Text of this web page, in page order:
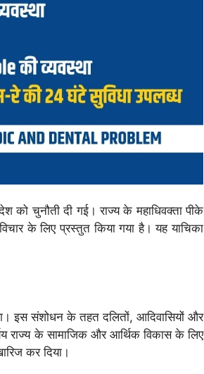
को चुनौती दी गई। राज्य के महाधिवक्ता पीके
के लिए प्रस्तुत किया गया है। यह याचिका
इस संशोधन के तहत दलितों, आदिवासियों और
राज्य के सामाजिक और आर्थिक विकास के लिए
कर दिया।